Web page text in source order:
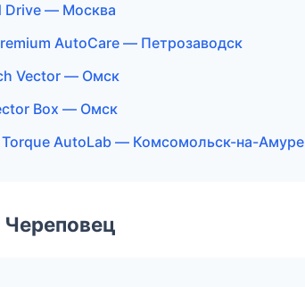
Drive — Москва
AutoCare — Петрозаводск
Vector — Омск
Box — Омск
AutoLab — Комсомольск-на-Амуре